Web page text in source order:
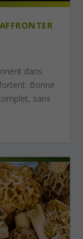
dans
Bonne
sans